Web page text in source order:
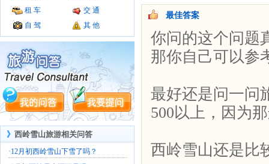
租 车
交 通
自 驾
其 他
》 西岭雪山旅游相关问答
·12月初西岭雪山下雪了吗？
最佳答案
你问的这个问题
那你自己可以参
最好还是问一问
500以上，因为
西岭雪山还是比